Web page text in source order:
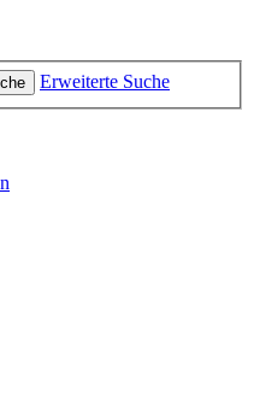
Erweiterte Suche